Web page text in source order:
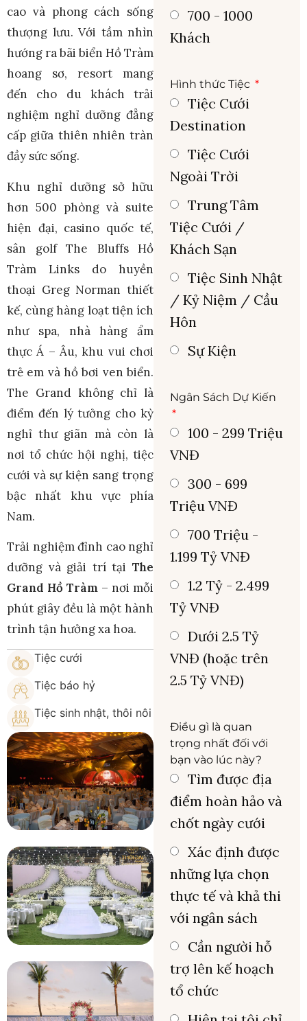
cao và phong cách sống
thượng lưu. Với tầm nhìn
hướng ra bãi biển Hồ Tràm
hoang sơ, resort mang
đến cho du khách trải
nghiệm nghỉ dưỡng đẳng
cấp giữa thiên nhiên tràn
đầy sức sống.
Khu nghỉ dưỡng sở hữu
hơn 500 phòng và suite
hiện đại, casino quốc tế,
sân golf The Bluffs Hồ
Tràm Links do huyền
thoại Greg Norman thiết
kế, cùng hàng loạt tiện ích
như spa, nhà hàng ẩm
thực Á – Âu, khu vui chơi
trẻ em và hồ bơi ven biển.
The Grand không chỉ là
điểm đến lý tưởng cho kỳ
nghỉ thư giãn mà còn là
nơi tổ chức hội nghị, tiệc
cưới và sự kiện sang trọng
bậc nhất khu vực phía
Nam.
Trải nghiệm đỉnh cao nghỉ
dưỡng và giải trí tại The
Grand Hồ Tràm – nơi mỗi
phút giây đều là một hành
trình tận hưởng xa hoa.
Tiệc cưới
Tiệc báo hỷ
Tiệc sinh nhật, thôi nôi
700 - 1000
Khách
Hình thức Tiệc
Tiệc Cưới
Destination
Tiệc Cưới
Ngoài Trời
Trung Tâm
Tiệc Cưới /
Khách Sạn
Tiệc Sinh Nhật
/ Kỷ Niệm / Cầu
Hôn
Sự Kiện
Ngân Sách Dự Kiến
100 - 299 Triệu
VNĐ
300 - 699
Triệu VNĐ
700 Triệu -
1.199 Tỷ VNĐ
1.2 Tỷ - 2.499
Tỷ VNĐ
Dưới 2.5 Tỷ
VNĐ (hoặc trên
2.5 Tỷ VNĐ)
Điều gì là quan
trọng nhất đối với
bạn vào lúc này?
Tìm được địa
điểm hoàn hảo và
chốt ngày cưới
Xác định được
những lựa chọn
thực tế và khả thi
với ngân sách
Cần người hỗ
trợ lên kế hoạch
tổ chức